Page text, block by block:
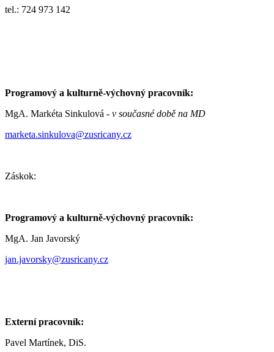
tel.: 724 973 142
Programový a kulturně-výchovný pracovník:
MgA. Markéta Sinkulová - v současné době na MD
marketa.sinkulova@zusricany.cz
Záskok:
Programový a kulturně-výchovný pracovník:
MgA. Jan Javorský
jan.javorsky@zusricany.cz
Externí pracovník:
Pavel Martínek, DiS.